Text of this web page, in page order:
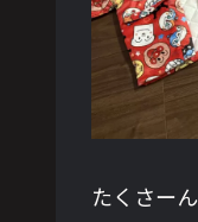
たくさーん